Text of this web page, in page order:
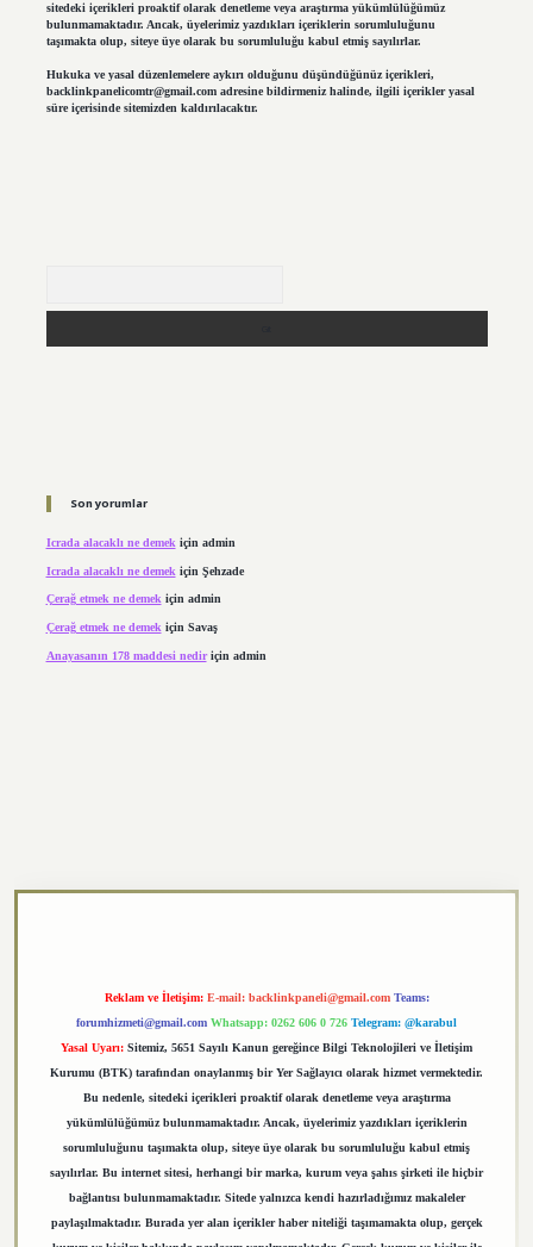
sitedeki içerikleri proaktif olarak denetleme veya araştırma yükümlülüğümüz
bulunmamaktadır. Ancak, üyelerimiz yazdıkları içeriklerin sorumluluğunu
taşımakta olup, siteye üye olarak bu sorumluluğu kabul etmiş sayılırlar.
Hukuka ve yasal düzenlemelere aykırı olduğunu düşündüğünüz içerikleri,
backlinkpanelicomtr@gmail.comadresine bildirmeniz halinde, ilgili içerikler yasal
süre içerisinde sitemizden kaldırılacaktır.
Son yorumlar
Icrada alacaklı ne demek için admin
Icrada alacaklı ne demek için Şehzade
Çerağ etmek ne demekiçin admin
Çerağ etmek ne demek için Savaş
Anayasanın 178 maddesi nediriçin admin
Reklam ve İletişim: E-mail: backlinkpaneli@gmail.com Teams:
forumhizmeti@gmail.com Whatsapp: 0262 606 0 726 Telegram: @karabul
Yasal Uyarı: Sitemiz, 5651 Sayılı Kanun gereğince Bilgi Teknolojileri ve İletişim
Kurumu (BTK) tarafından onaylanmış bir Yer Sağlayıcı olarak hizmet vermektedir.
Bu nedenle, sitedeki içerikleri proaktif olarak denetleme veya araştırma
yükümlülüğümüz bulunmamaktadır. Ancak, üyelerimiz yazdıkları içeriklerin
sorumluluğunu taşımakta olup, siteye üye olarak bu sorumluluğu kabul etmiş
sayılırlar. Bu internet sitesi, herhangi bir marka, kurum veya şahıs şirketi ile hiçbir
bağlantısı bulunmamaktadır. Sitede yalnızca kendi hazırladığımız makaleler
paylaşılmaktadır. Burada yer alan içerikler haber niteliği taşımamakta olup, gerçek